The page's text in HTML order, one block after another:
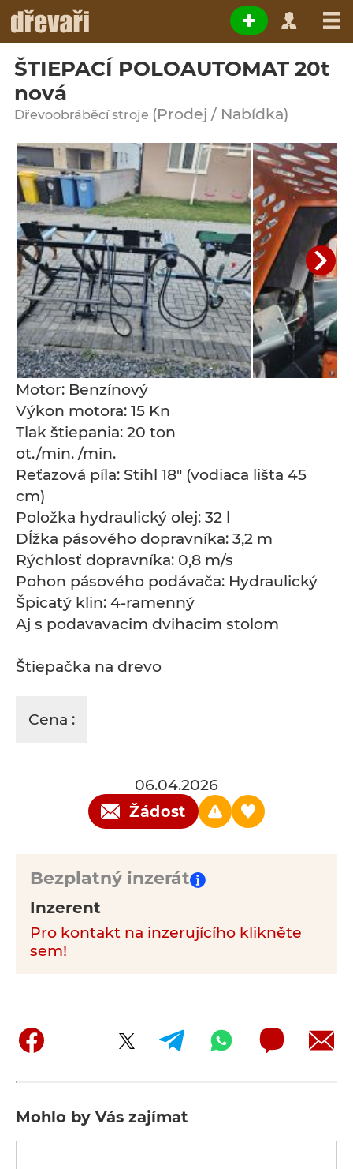
ŠTIEPACÍ POLOAUTOMAT 20t
nová
Dřevoobráběcí stroje (Prodej / Nabídka)
Motor: Benzínový
Výkon motora: 15 Kn
Tlak štiepania: 20 ton
ot./min. /min.
Reťazová píla: Stihl 18" (vodiaca lišta 45
cm)
Položka hydraulický olej: 32 l
Dĺžka pásového dopravníka: 3,2 m
Rýchlosť dopravníka: 0,8 m/s
Pohon pásového podávača: Hydraulický
Špicatý klin: 4-ramenný
Aj s podavavacim dvihacim stolom
Štiepačka na drevo
Cena :
06.04.2026
Žádost
Bezplatný inzerát
Inzerent
Pro kontakt na inzerujícího klikněte
sem!
Mohlo by Vás zajímat